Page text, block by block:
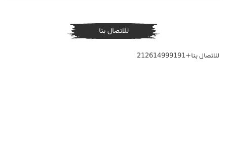
للاتصال بنا
للاتصال بنا+212614999191